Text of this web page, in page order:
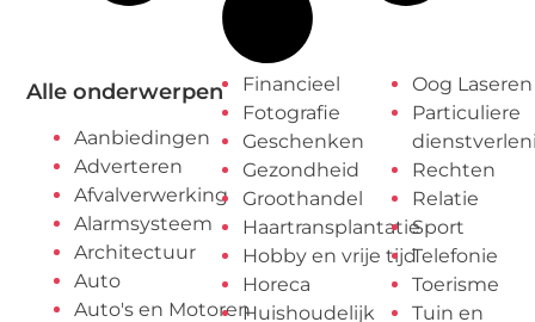
Alle onderwerpen
Aanbiedingen
Adverteren
Afvalverwerking
Alarmsysteem
Architectuur
Auto
Auto's en Motoren
Financieel
Fotografie
Geschenken
Gezondheid
Groothandel
Haartransplantatie
Hobby en vrije tijd
Horeca
Huishoudelijk
Oog Laseren
Particuliere
Rechten
Relatie
Sport
Telefonie
Toerisme
Tuin en